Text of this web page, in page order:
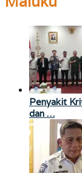
Penyakit
dan …